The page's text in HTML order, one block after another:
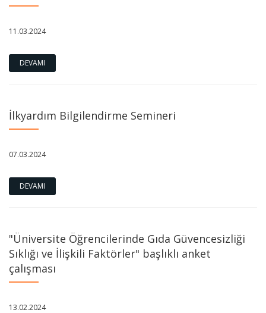
11.03.2024
DEVAMI
İlkyardım Bilgilendirme Semineri
07.03.2024
DEVAMI
"Üniversite Öğrencilerinde Gıda Güvencesizliği
Sıklığı ve İlişkili Faktörler" başlıklı anket
çalışması
13.02.2024